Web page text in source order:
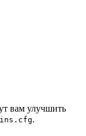
вам улучшить
.